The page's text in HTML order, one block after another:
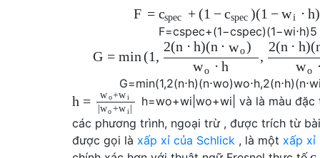
F = cspec + (1 − cspec )(1 − wi ⋅ h)
F=cspec+(1−cspec)(1−wi⋅h)5
G = min (1,
2(n ⋅ h)(n ⋅ wo)
wo ⋅ h
,
2(n ⋅ h)(
wo
G=min(1,2(n⋅h)(n⋅wo)wo⋅h,2(n⋅h)(n⋅w
h = w o+wi
wo+w i
h=wo+wi |wo+wi và là màu đặc
các phương trình, ngoại trừ , được trích từ
được gọi là xấp xỉ của Schlick , là một xấp xỉ